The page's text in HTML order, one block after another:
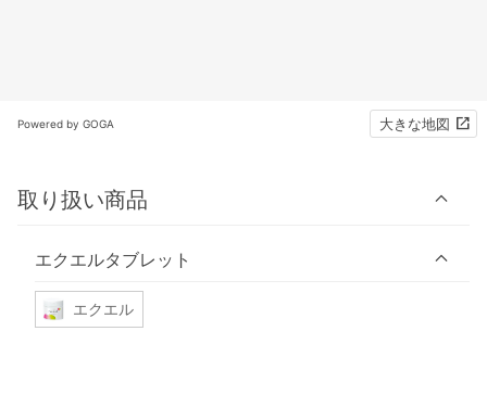
Powered by GOGA 大きな地図
取り扱い商品
エクエルタブレット
エクエル